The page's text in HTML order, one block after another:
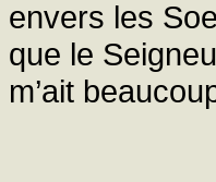
envers les
que le
m’ait